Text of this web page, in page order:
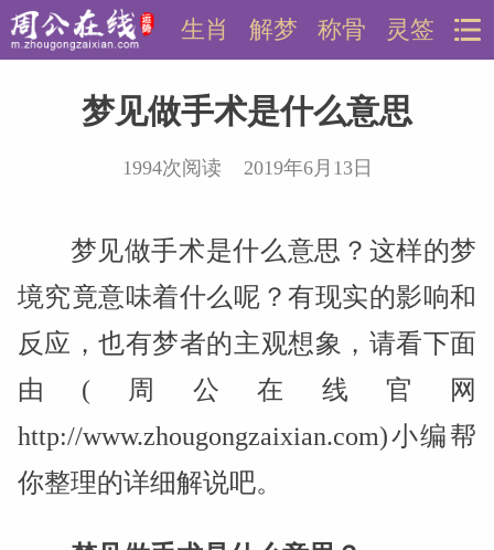
灵签
称骨
解梦
生肖
梦见做手术是什么意思
1994次阅读 2019年6月13日
梦见做手术是什么意思？这样的梦
境究竟意味着什么呢？有现实的影响和
反应，也有梦者的主观想象，请看下面
由(周公在线官网
http://www.zhougongzaixian.com)小编帮
你整理的详细解说吧。